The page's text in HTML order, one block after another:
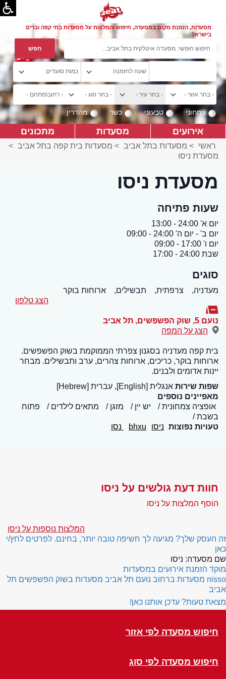
מסעדות, הזמנת מקום במסעדה, חיפוש והמלצות על מסעדות בתי קפה וברים
בישראל
צמחוני טבעוני כשר מהדרין
אירועים מסעדות מתכונים
ראשי > מסעדות בתל אביב > מסעדות בית קפה בתל אביב >
מסעדת ניסו
מסעדת ניסו
שעות פתיחה
יום א' 24:00 - 13:00
יום ב' - יום ה' 24:00 - 09:00
יום ו' 17:00 - 09:00
שבת 24:00 - 17:00
סוגים
מעדניה, צרפתית, תבשילים,
ארוחות בוקר
הצג טלפון
נועם 5, שוק הפשפשים , תל אביב
הצג על המפה
בית קפה מעדניה בסגנון צפרתי הממוקמת בשוק הפשפשים.
ארוחות בוקר, כריכים, ארוחות צהרים, ערב ותבשילים. מבחר
יינות אדומים ולבנים.
שפות שירות אנגלית [English], עברית [Hebrew]
מאפיינים נוספים
אופציה צמחונית
יש יין מזגן מתאים לילדים
פתוח
בשבת
טעויות נפוצות ניסו bhxu נסו
חוות דעת גולשים על ניסו
הוסף המלצות על ניסו
המלצות נוספות על ניסו
זה העסק שלך? מגיעה לך חשיפה טובה יותר, בחינם. לפרטים לחץ/י
כאן
שם מסעדה: ניסו
מוקד הזמנת אירועים במסעדות
nisso מסעדות ברחוב נועם תל אביב מסעדות בשוק הפשפשים תל
אביב
מצאת טעות? עדכן אותנו כאן!
חיפוש מסעדה לפי אזור
חיפוש מסעדה לפי סוג